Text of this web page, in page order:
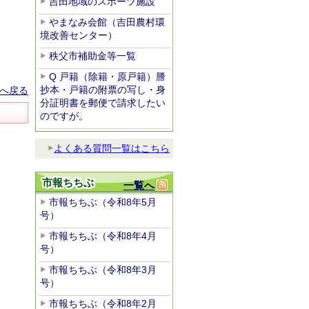
戻る
やまなみ会館（吉田農村環
境改善センター）
秩父市補助金等一覧
Q 戸籍（除籍・原戸籍）謄
抄本・戸籍の附票の写し・身
分証明書を郵便で請求したい
のですが。
よくある質問一覧はこちら
一覧へ
市報ちちぶ
市報ちちぶ（令和8年5月
号）
市報ちちぶ（令和8年4月
号）
市報ちちぶ（令和8年3月
号）
市報ちちぶ（令和8年2月